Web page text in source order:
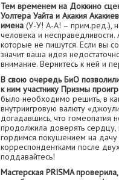
Тем временем на Доккино
Уолтера Уайта и Акакия
имена (У-У! А-А! – прим.ред.),
человека и
которые не пишутся. Если вы
значит ваша идея
внимание. Вернитесь к ней и
В свою очередь БиО
к ним участнику Призмы
было необходимо решить, в
внутриигровую валюту
догадавшись, что гомеопатия
продолжила доверять сердцу,
гордимся покушением на
корреспондентками после
поддавайтесь!
Мастерская PRISMA